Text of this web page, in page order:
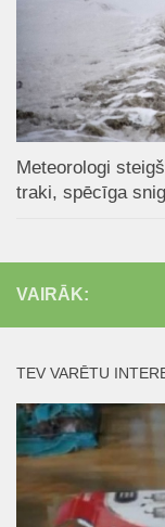
Meteorologi
traki, spēcīga
VAIRĀK:
TEV VARĒTU